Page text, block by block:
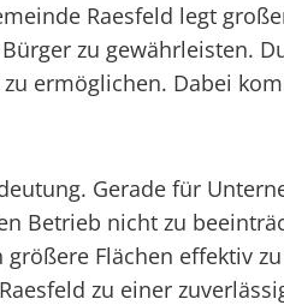
Raesfeld legt
zu gewährleisten.
ermöglichen. Dabei
Gerade für
Betrieb nicht zu
Flächen effektiv
zu einer